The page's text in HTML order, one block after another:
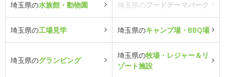
埼玉県の水族館・動物園 埼玉県のフードテーマパーク
埼玉県の工場見学 埼玉県のキャンプ場・BBQ場
埼玉県のグランピング
埼玉県の牧場・レジャー＆リ
ゾート施設